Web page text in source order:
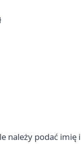
należy podać imię i